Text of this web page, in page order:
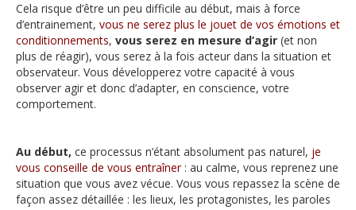
Cela risque d’être un peu difficile au début, mais à force
d’entrainement, vous ne serez plus le jouet de vos émotions et
conditionnements, vous serez en mesure d’agir (et non
plus de réagir), vous serez à la fois acteur dans la situation et
observateur. Vous développerez votre capacité à vous
observer agir et donc d’adapter, en conscience, votre
comportement.
Au début, ce processus n’étant absolument pas naturel, je
vous conseille de vous entraîner: au calme, vous reprenez une
situation que vous avez vécue. Vous vous repassez la scène de
façon assez détaillée : les lieux, les protagonistes, les paroles